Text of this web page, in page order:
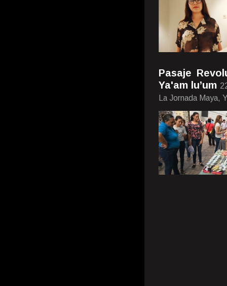
Pasaje
Ya'am lu’um
La Jornada Maya,